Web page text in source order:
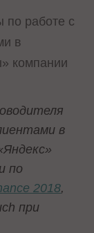
по работе с
в
компании
в
по
2018,
при